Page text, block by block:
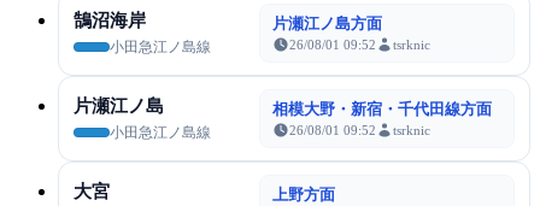
鵠沼海岸
小田急江ノ島線
片瀬江ノ島方面
26/08/01 09:52 tsrknic
片瀬江ノ島
小田急江ノ島線
相模大野・新宿・千代田線方面
26/08/01 09:52 tsrknic
大宮 上野方面